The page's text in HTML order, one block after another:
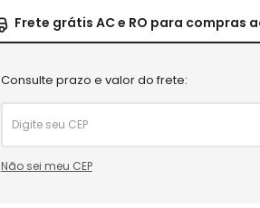
Frete grátis AC e RO para compras
Consulte prazo e valor do frete:
Não sei meu CEP